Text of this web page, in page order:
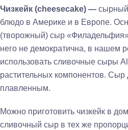
Чизкейк (cheesecake) — сырный
блюдо в Америке и в Европе.
(творожный) сыр
него не демократична, в нашем
использовать сливочные сыры
растительных компонентов.
плавленным.
Можно приготовить чизкейк в
сливочный сыр в тех же